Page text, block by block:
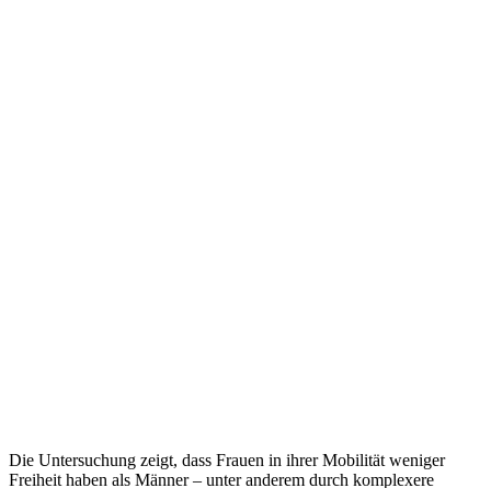
Die Untersuchung zeigt, dass Frauen in ihrer Mobilität weniger
Freiheit haben als Männer – unter anderem durch komplexere